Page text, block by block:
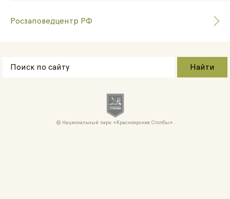
Росзаповедцентр РФ
Национальный парк «Красноярские Cтолбы».